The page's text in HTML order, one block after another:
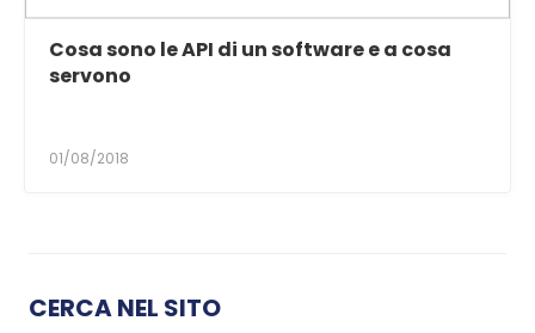
Cosa sono le API di un software e a cosa
servono
01/08/2018
CERCA NEL SITO